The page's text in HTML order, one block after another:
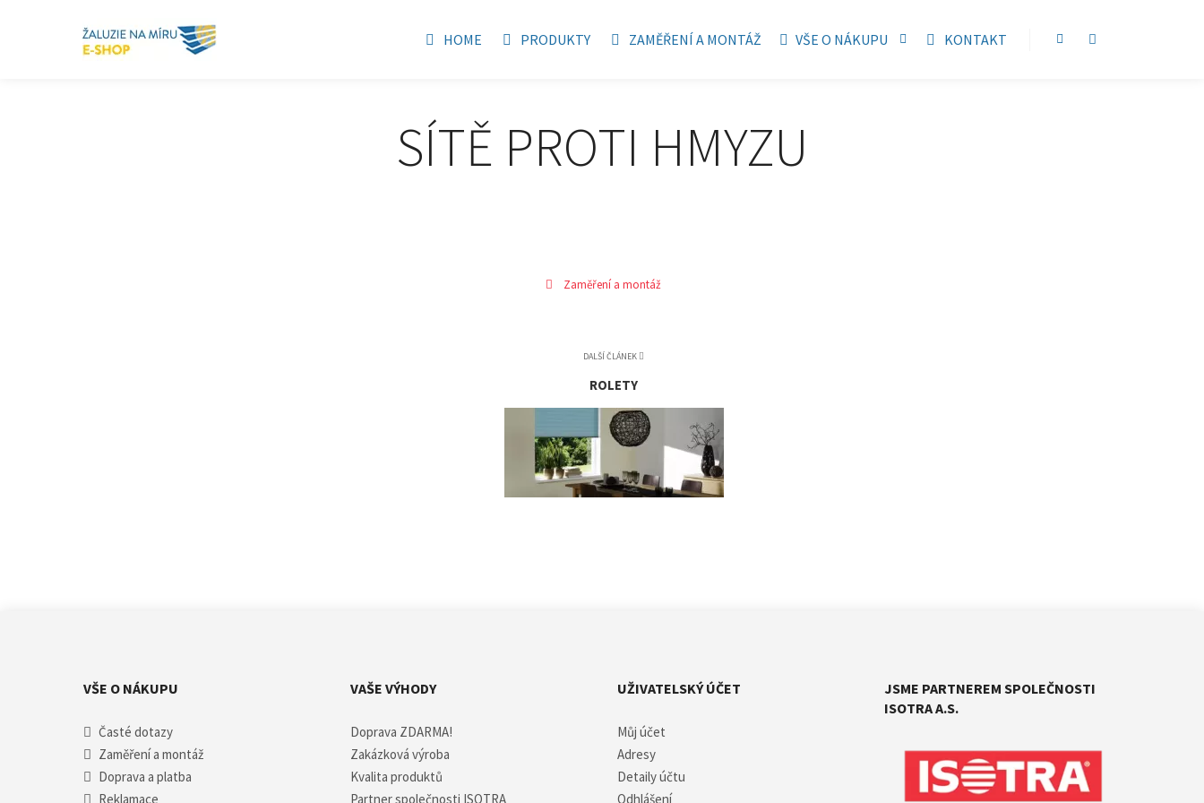
HOME PRODUKTY ZAMĚŘENÍ A MONTÁŽ VŠE O NÁKUPU KONTAKT
SÍTĚ PROTI HMYZU
Zaměření a montáž
DALŠÍ ČLÁNEK
ROLETY
VŠE O NÁKUPU
Časté dotazy
Zaměření a montáž
Doprava a platba
Reklamace
VAŠE VÝHODY
Doprava ZDARMA!
Zakázková výroba
Kvalita produktů
Partner společnosti ISOTRA
UŽIVATELSKÝ ÚČET
Můj účet
Adresy
Detaily účtu
Odhlášení
JSME PARTNEREM SPOLEČNOSTI
ISOTRA A.S.